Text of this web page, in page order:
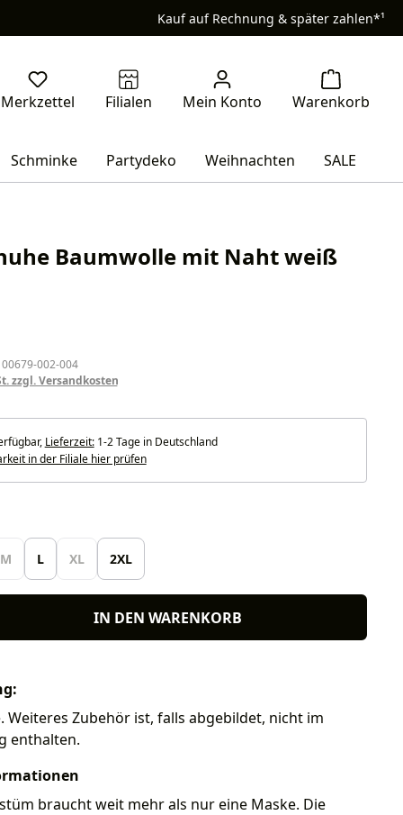
Kauf auf Rechnung & später zahlen*¹
Schminke Partydeko Weihnachten SALE
Baumwolle mit Naht weiß
002-004
zzgl. Versandkosten
Lieferzeit:1-2 Tage in Deutschland
in der Filiale hier prüfen
M L XL 2XL
IN DEN WARENKORB
Weiteres Zubehör ist, falls abgebildet, nicht im
enthalten.
braucht weit mehr als nur eine Maske. Die